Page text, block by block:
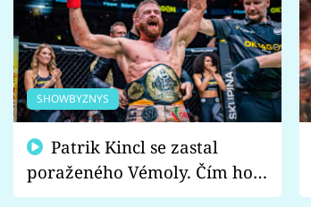
SHOWBYZNYS
poraženého Vémoly. Čím ho
fanoušci naštvali?